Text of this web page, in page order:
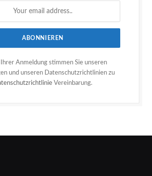
Anmeldung stimmen Sie unseren
und unseren Datenschutzrichtlinien zu
Vereinbarung.